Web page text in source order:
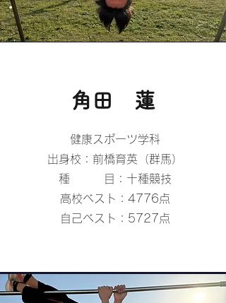
​角田 蓮
健康スポーツ学科
出身校：前橋育英（群馬）
種 目：十種競技
高校ベスト：4776点
自己ベスト：5727点